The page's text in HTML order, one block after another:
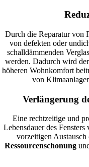
Durch die Reparatur von
von defekten oder
schalldämmenden
werden. Dadurch wird
höheren Wohnkomfort
von
Verlängerung
Eine rechtzeitige und
Lebensdauer des
vorzeitigen Austausch
Ressourcenschonung